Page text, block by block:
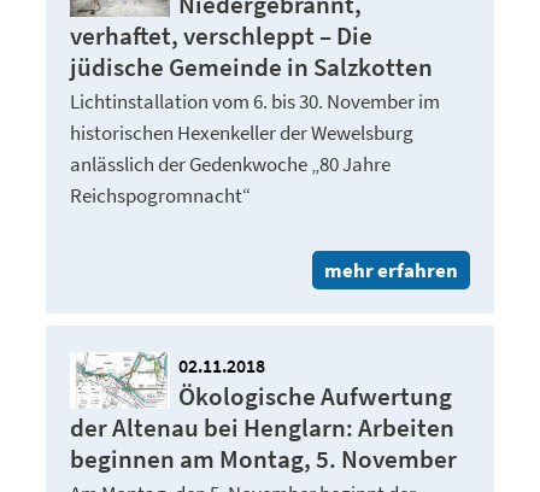
verhaftet, verschleppt – Die
jüdische Gemeinde in Salzkotten
Lichtinstallation vom 6. bis 30. November im
historischen Hexenkeller der Wewelsburg
anlässlich der Gedenkwoche „80 Jahre
Reichspogromnacht“
mehr erfahren
02.11.2018
Ökologische Aufwertung
der Altenau bei Henglarn: Arbeiten
beginnen am Montag, 5. November